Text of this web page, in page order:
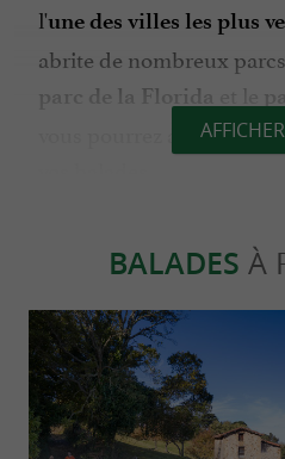
l'une des villes les plus
abrite de nombreux
parc de la Florida et le
vous pourrez apercevoir
une multitude debars à
ACTIVITÉS
Visites culturelles
BALADES À